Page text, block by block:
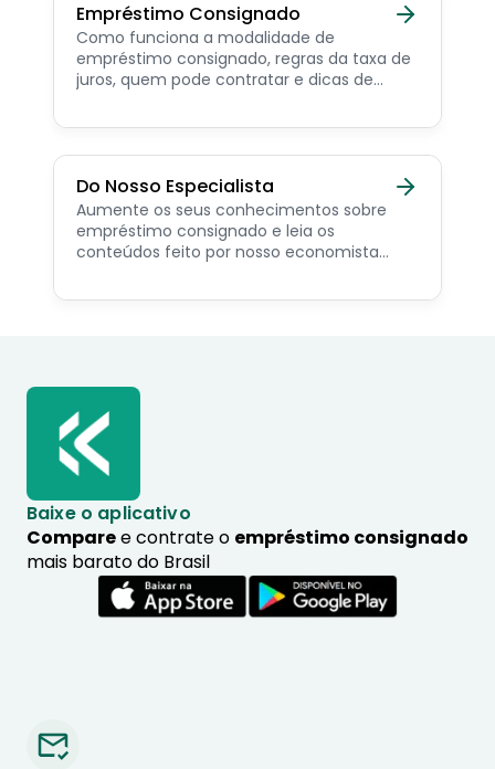
Empréstimo Consignado
Como funciona a modalidade de
empréstimo consignado, regras da taxa de
juros, quem pode contratar e dicas de
Do Nosso Especialista
Aumente os seus conhecimentos sobre
empréstimo consignado e leia os
conteúdos feito por nosso economista
Baixe o aplicativo
Comparee contrate o empréstimo consignado
mais barato do Brasil